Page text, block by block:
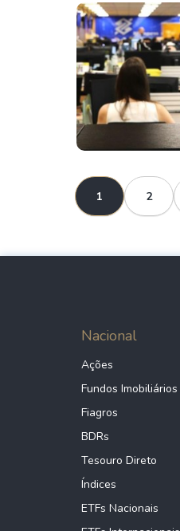
1 2
Nacional
Ações
Fundos Imobiliários
Fiagros
BDRs
Tesouro Direto
Índices
ETFs Nacionais